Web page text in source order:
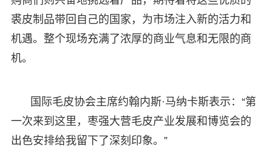
裘皮制品带回自己的国家，为市场注入新的活力和
机遇。整个现场充满了浓厚的商业气息和无限的商
机。
国际毛皮协会主席约翰内斯·马纳卡斯表示：“第
一次来到这里，枣强大营毛皮产业发展和博览会的
出色安排给我留下了深刻印象。”